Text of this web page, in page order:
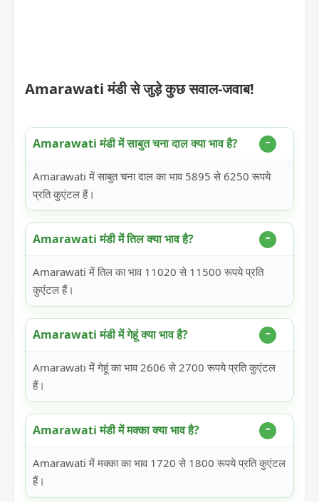
Amarawati मंडी से जुड़े कुछ सवाल-जवाब!
Amarawati मंडी में साबुत चना दाल क्या भाव है?
Amarawati में साबुत चना दाल का भाव 5895 से 6250 रूपये
प्रति कुएंटल हैं।
Amarawati मंडी में तिल क्या भाव है?
Amarawati में तिल का भाव 11020 से 11500 रूपये प्रति
कुएंटल हैं।
Amarawati मंडी में गेहूं क्या भाव है?
Amarawati में गेहूं का भाव 2606 से 2700 रूपये प्रति कुएंटल
हैं।
Amarawati मंडी में मक्का क्या भाव है?
Amarawati में मक्का का भाव 1720 से 1800 रूपये प्रति कुएंटल
हैं।